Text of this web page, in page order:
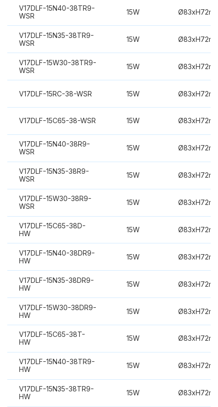
V17DLF-15N40-38TR9-
WSR
15W
V17DLF-15N35-38TR9-
WSR
15W
V17DLF-15W30-38TR9-
WSR
15W
V17DLF-15RC-38-WSR 15W
V17DLF-15C65-38-WSR 15W
V17DLF-15N40-38R9-
WSR
15W
V17DLF-15N35-38R9-
WSR
15W
V17DLF-15W30-38R9-
WSR
15W
V17DLF-15C65-38D-
HW
15W
V17DLF-15N40-38DR9-
HW
15W
V17DLF-15N35-38DR9-
HW
15W
V17DLF-15W30-38DR9-
HW
15W
V17DLF-15C65-38T-
HW
15W
V17DLF-15N40-38TR9-
HW
15W
V17DLF-15N35-38TR9-
HW
15W